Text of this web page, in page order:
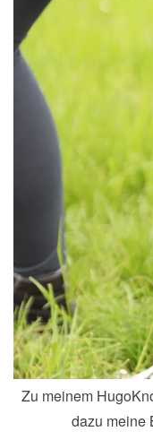
Zu meinem
dazu meine